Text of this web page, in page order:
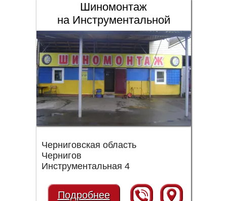
Шиномонтаж
на Инструментальной
Черниговская область
Чернигов
Инструментальная 4
Подробнее